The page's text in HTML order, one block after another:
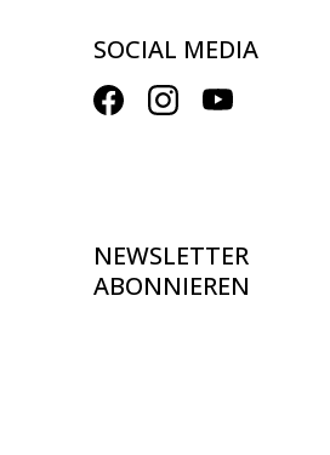
SOCIAL MEDIA
NEWSLETTER
ABONNIEREN